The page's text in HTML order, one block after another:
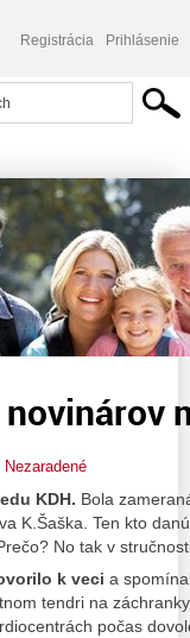
Registrácia Prihlásenie
Nezaradené
KDH. Bola
K.Šaška. Ten kto
No tak v
k veci a
tendri na
počas